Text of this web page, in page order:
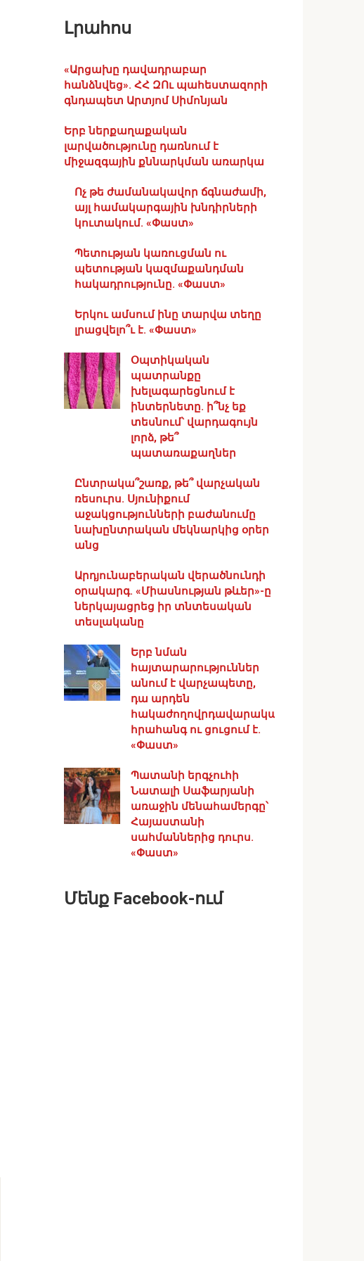
Լրահոս
«Արցախը դավադրաբար
հանձնվեց». ՀՀ ԶՈւ պահեստազորի
գնդապետ Արտյոմ Սիմոնյան
Երբ ներքաղաքական
լարվածությունը դառնում է
միջազգային քննարկման առարկա
Ոչ թե ժամանակավոր ճգնաժամի,
այլ համակարգային խնդիրների
կուտակում. «Փաստ»
Պետության կառուցման ու
պետության կազմաքանդման
հակադրությունը. «Փաստ»
Երկու ամսում ինը տարվա տեղը
լրացվելո՞ւ է. «Փաստ»
Օպտիկական
պատրանքը
խելագարեցնում է
ինտերնետը. ի՞նչ եք
տեսնում՝ վարդագույն
լորձ, թե՞
պատառաքաղներ
Ընտրակա՞շառք, թե՞ վարչական
ռեսուրս․ Սյունիքում
աջակցությունների բաժանումը
նախընտրական մեկնարկից օրեր
անց
Արդյունաբերական վերածնունդի
օրակարգ․ «Միասնության թևեր»-ը
ներկայացրեց իր տնտեսական
տեսլականը
Երբ նման
հայտարարություններ
անում է վարչապետը,
դա արդեն
հակաժողովրդավարական
հրահանգ ու ցուցում է.
«Փաստ»
Պատանի երգչուհի
Նատալի Սաֆարյանի
առաջին մենահամերգը՝
Հայաստանի
սահմաններից դուրս.
«Փաստ»
Մենք Facebook-ում